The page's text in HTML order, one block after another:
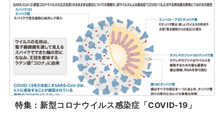
特集：新型コロナウイルス感染症「COVID-19」